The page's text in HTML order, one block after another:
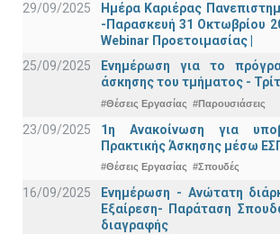
29/09/2025
Ημέρα Καριέρας
-Παρασκευή 31 Οκτωβρίου
Webinar Προετοιμασίας |
25/09/2025
Ενημέρωση για το
άσκησης του τμήματος -
#Θέσεις Εργασίας #Παρουσιάσεις
23/09/2025
1η Ανακοίνωση για
Πρακτικής Άσκησης μέσω
#Θέσεις Εργασίας #Σπουδές
16/09/2025
Ενημέρωση - Ανώτατη
Εξαίρεση- Παράταση
διαγραφής